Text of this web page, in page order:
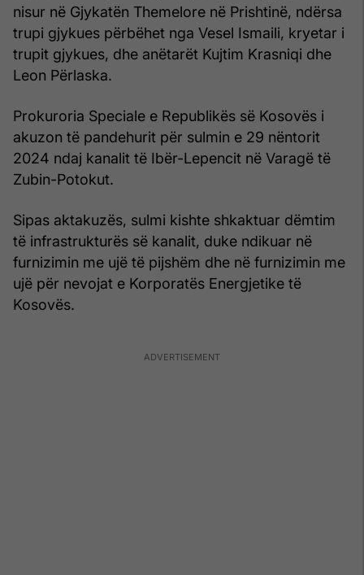
nisur në Gjykatën Themelore në Prishtinë, ndërsa
trupi gjykues përbëhet nga Vesel Ismaili, kryetar i
trupit gjykues, dhe anëtarët Kujtim Krasniqi dhe
Leon Përlaska.
Prokuroria Speciale e Republikës së Kosovës i
akuzon të pandehurit për sulmin e 29 nëntorit
2024 ndaj kanalit të Ibër-Lepencit në Varagë të
Zubin-Potokut.
Sipas aktakuzës, sulmi kishte shkaktuar dëmtim
të infrastrukturës së kanalit, duke ndikuar në
furnizimin me ujë të pijshëm dhe në furnizimin me
ujë për nevojat e Korporatës Energjetike të
Kosovës.